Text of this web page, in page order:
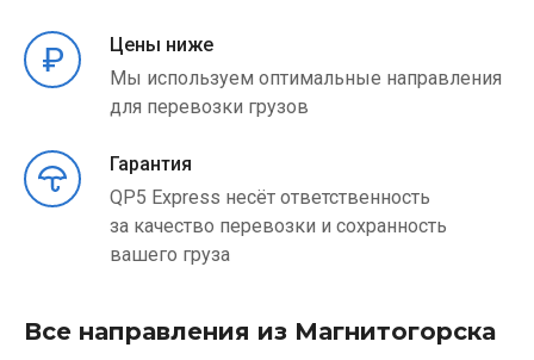
Цены ниже
Мы используем оптимальные направления
для перевозки грузов
Гарантия
QP5 Express несёт ответственность
за качество перевозки и сохранность
вашего груза
Все направления из Магнитогорска